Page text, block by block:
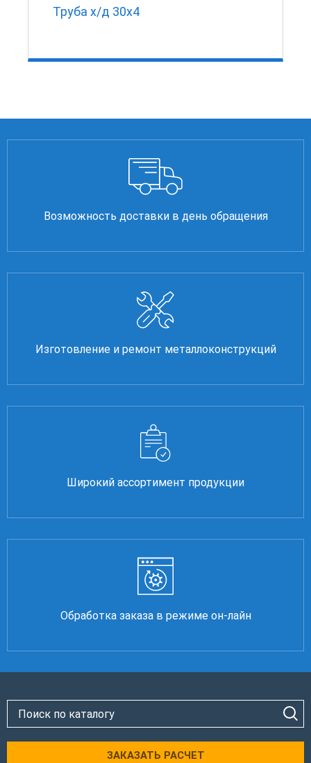
Труба х/д 30х4
Возможность доставки в день обращения
Изготовление и ремонт металлоконструкций
Широкий ассортимент продукции
Обработка заказа в режиме он-лайн
ЗАКАЗАТЬ РАСЧЕТ